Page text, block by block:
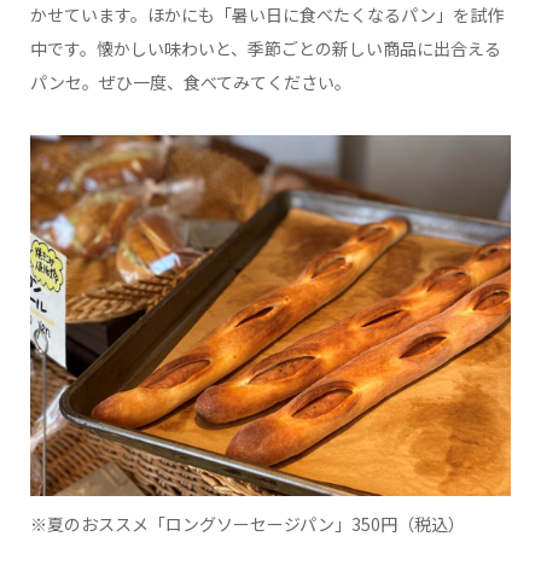
かせています。ほかにも「暑い日に食べたくなるパン」を試作
中です。懐かしい味わいと、季節ごとの新しい商品に出合える
パンセ。ぜひ一度、食べてみてください。
※夏のおススメ「ロングソーセージパン」350円（税込）